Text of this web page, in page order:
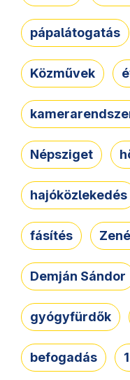
pápalátogatás
Közművek
Népsziget
hajóközlekedés
fásítés
Demján Sándor
gyógyfürdők
befogadás